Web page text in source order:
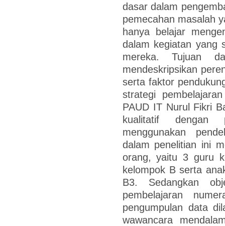
dasar dalam
pemecahan masalah
hanya belajar
dalam kegiatan yang
mereka. Tujuan
mendeskripsikan
serta faktor
strategi
PAUD IT Nurul Fikri
kualitatif dengan
menggunakan
dalam penelitian ini
orang, yaitu 3 guru
kelompok B serta
B3. Sedangkan
pembelajaran
pengumpulan data
wawancara